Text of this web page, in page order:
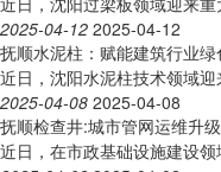
2025-04-12 2025-04-12
抚顺水泥柱：赋能建筑行业
近日，沈阳水泥柱技术领域
2025-04-08 2025-04-08
抚顺检查井:城市管网运维升
近日，在市政基础设施建设